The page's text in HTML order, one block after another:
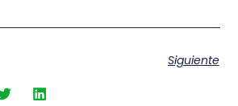
Siguiente